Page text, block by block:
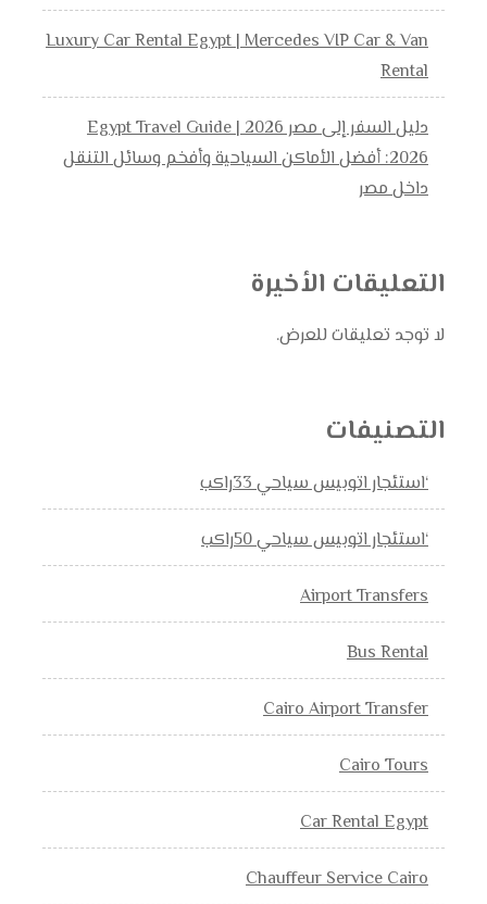
Luxury Car Rental Egypt | Mercedes VIP Car & Van
Rental
دليل السفر إلى مصر 2026 | Egypt Travel Guide
2026: أفضل الأماكن السياحية وأفخم وسائل التنقل
داخل مصر
التعليقات الأخيرة
لا توجد تعليقات للعرض.
التصنيفات
‘استئجار اتوبيس سياحي 33راكب
‘استئجار اتوبيس سياحي 50راكب
Airport Transfers
Bus Rental
Cairo Airport Transfer
Cairo Tours
Car Rental Egypt
Chauffeur Service Cairo